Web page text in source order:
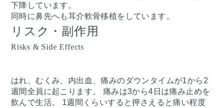
下降しています。
同時に鼻先へも耳介軟骨移植をしています。
リスク・副作用
Risks & Side Effects
はれ、むくみ、内出血、痛みのダウンタイムが1から2
週間全員に起こります。 痛みは3から4日は痛み止めを
飲んで生活。 1週間くらいすると押さえると痛い程度